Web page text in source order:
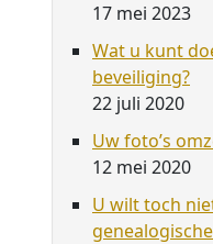
17 mei 2023
Wat u kunt
beveiliging?
22 juli 2020
Uw foto’s
12 mei 2020
U wilt toch